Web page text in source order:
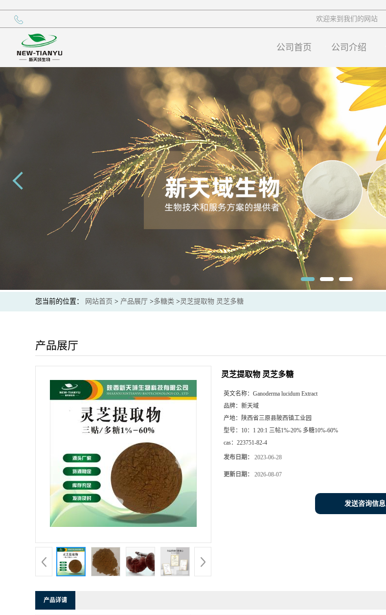
欢迎来到我们的网站
公司首页 公司介绍
您当前的位置： 网站首页 > 产品展厅 >多糖类 >灵芝提取物 灵芝多糖
产品展厅
灵芝提取物 灵芝多糖
英文名称： Ganoderma lucidum Extract
品牌： 新天域
产地：
陕西省三原县陂西镇工业园
型号： 10：1 20:1 三帖1%-20% 多糖10%-60%
cas： 223751-82-4
发布日期： 2023-06-28
更新日期： 2026-08-07
发送咨询信息
产品详请